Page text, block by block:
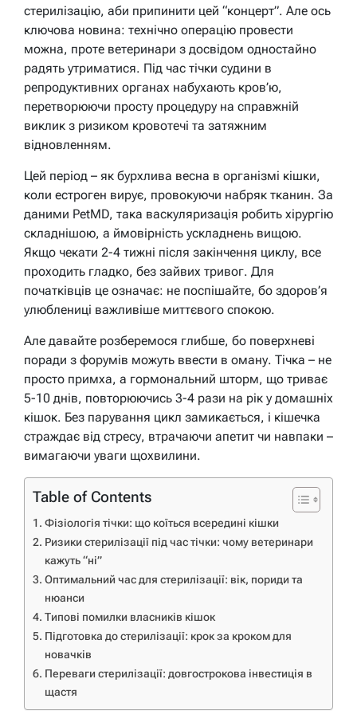
стерилізацію, аби припинити цей “концерт”. Але ось
ключова новина: технічно операцію провести
можна, проте ветеринари з досвідом одностайно
радять утриматися. Під час тічки судини в
репродуктивних органах набухають кров’ю,
перетворюючи просту процедуру на справжній
виклик з ризиком кровотечі та затяжним
відновленням.
Цей період – як бурхлива весна в організмі кішки,
коли естроген вирує, провокуючи набряк тканин. За
даними PetMD, така васкуляризація робить хірургію
складнішою, а ймовірність ускладнень вищою.
Якщо чекати 2-4 тижні після закінчення циклу, все
проходить гладко, без зайвих тривог. Для
початківців це означає: не поспішайте, бо здоров’я
улюблениці важливіше миттєвого спокою.
Але давайте розберемося глибше, бо поверхневі
поради з форумів можуть ввести в оману. Тічка – не
просто примха, а гормональний шторм, що триває
5-10 днів, повторюючись 3-4 рази на рік у домашніх
кішок. Без парування цикл замикається, і кішечка
страждає від стресу, втрачаючи апетит чи навпаки –
вимагаючи уваги щохвилини.
Table of Contents
Фізіологія тічки: що коїться всередині кішки
Ризики стерилізації під час тічки: чому ветеринари
кажуть “ні”
Оптимальний час для стерилізації: вік, пориди та
нюанси
Типові помилки власників кішок
Підготовка до стерилізації: крок за кроком для
новачків
Переваги стерилізації: довгострокова інвестиція в
щастя